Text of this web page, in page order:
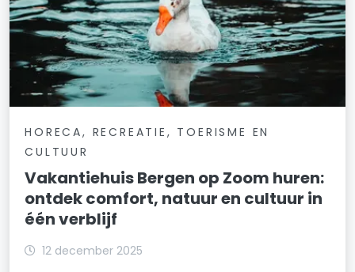
HORECA, RECREATIE, TOERISME EN
CULTUUR
Vakantiehuis Bergen op Zoom huren:
ontdek comfort, natuur en cultuur in
één verblijf
12 december 2025